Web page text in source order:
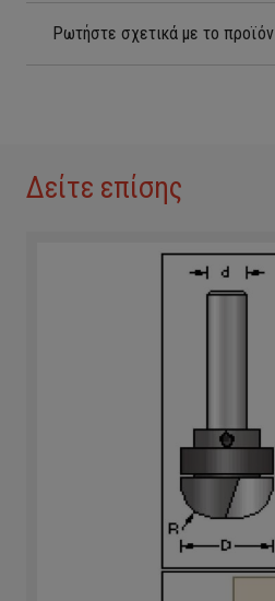
Ρωτήστε σχετικά με το προϊόν
Δείτε επίσης